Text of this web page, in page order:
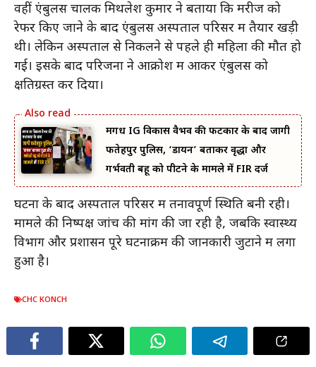
वहीं एंबुलेंस चालक मिथलेश कुमार ने बताया कि मरीज को
रेफर किए जाने के बाद एंबुलेंस अस्पताल परिसर में तैयार खड़ी
थी। लेकिन अस्पताल से निकलने से पहले ही महिला की मौत हो
गई। इसके बाद परिजनों ने आक्रोश में आकर एंबुलेंस को
क्षतिग्रस्त कर दिया।
मगध IG विकास वैभव की फटकार के बाद जागी
फतेहपुर पुलिस, ‘डायन’ बताकर वृद्धा और
गर्भवती बहू को पीटने के मामले में FIR दर्ज
घटना के बाद अस्पताल परिसर में तनावपूर्ण स्थिति बनी रही।
मामले की निष्पक्ष जांच की मांग की जा रही है, जबकि स्वास्थ्य
विभाग और प्रशासन पूरे घटनाक्रम की जानकारी जुटाने में लगा
हुआ है।
CHC KONCH